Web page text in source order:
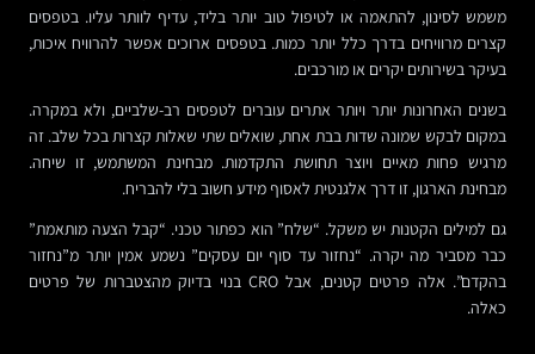
משמש לסינון, להתאמה או לטיפול טוב יותר בליד, עדיף לוותר עליו. בטפסים
קצרים מרוויחים בדרך כלל יותר כמות. בטפסים ארוכים אפשר להרוויח איכות,
בעיקר בשירותים יקרים או מורכבים.
בשנים האחרונות יותר ויותר אתרים עוברים לטפסים רב-שלביים, ולא במקרה.
במקום לבקש שמונה שדות בבת אחת, שואלים שתי שאלות קצרות בכל שלב. זה
מרגיש פחות מאיים ויוצר תחושת התקדמות. מבחינת המשתמש, זו שיחה.
מבחינת הארגון, זו דרך אלגנטית לאסוף מידע חשוב בלי להבריח.
גם למילים הקטנות יש משקל. “שלח” הוא כפתור טכני. “קבל הצעה מותאמת”
כבר מסביר מה יקרה. “נחזור עד סוף יום עסקים” נשמע אמין יותר מ”נחזור
בהקדם”. אלה פרטים קטנים, אבל CRO בנוי בדיוק מהצטברות של פרטים
כאלה.